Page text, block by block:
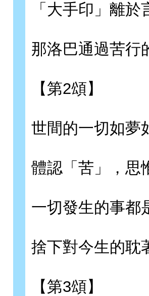
「大手印」離於
那洛巴通過苦行
【第2頌】
世間的一切如夢
體認「苦」，思
一切發生的事都
捨下對今生的耽
【第3頌】